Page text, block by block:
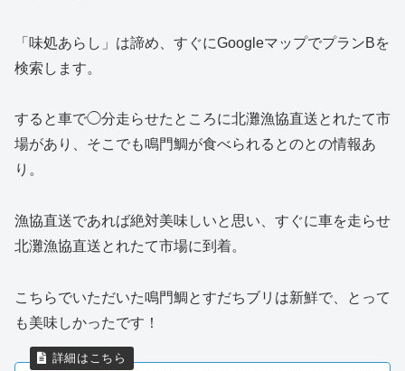
「味処あらし」は諦め、すぐにGoogleマップでプランBを
検索します。
すると車で◯分走らせたところに北灘漁協直送とれたて市
場があり、そこでも鳴門鯛が食べられるとのとの情報あ
り。
漁協直送であれば絶対美味しいと思い、すぐに車を走らせ
北灘漁協直送とれたて市場に到着。
こちらでいただいた鳴門鯛とすだちブリは新鮮で、とって
も美味しかったです！